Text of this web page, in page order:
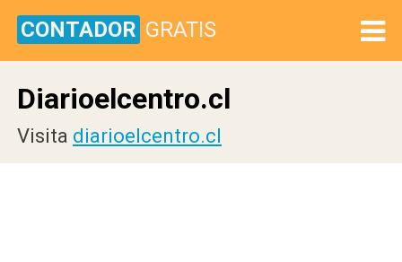
CONTADOR GRATIS
Diarioelcentro.cl
Visita diarioelcentro.cl